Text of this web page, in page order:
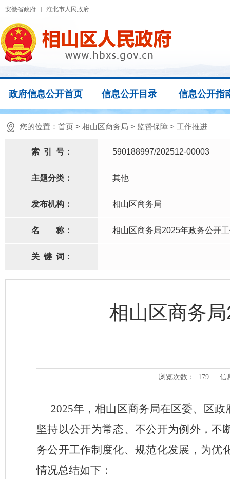
安徽省政府 淮北市人民政府
政府信息公开首页 信息公开目录 信息公开指
您的位置： 首页 > 相山区商务局 > 监督保障 > 工作推进
索 引 号： 590188997/202512-00003
主题分类： 其他
发布机构： 相山区商务局
名 称： 相山区商务局2025年政务公开
关 键 词：
相山区商务
浏览次数： 179 信
2025年，相山区商务局在区委、区
坚持以公开为常态、不公开为例外，不
务公开工作制度化、规范化发展，为优
情况总结如下：